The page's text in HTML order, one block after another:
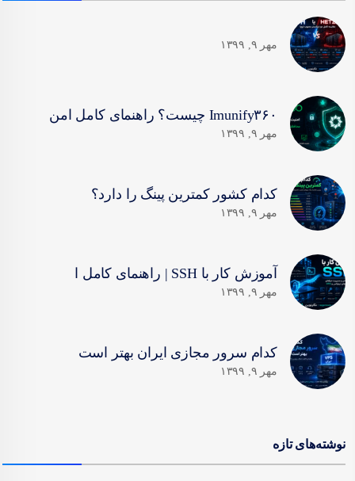
مهر ۹, ۱۳۹۹
Imunify۳۶۰ چیست؟ راهنمای کامل امن
مهر ۹, ۱۳۹۹
کدام کشور کمترین پینگ را دارد؟
مهر ۹, ۱۳۹۹
آموزش کار با SSH | راهنمای کامل ا
مهر ۹, ۱۳۹۹
کدام سرور مجازی ایران بهتر است
مهر ۹, ۱۳۹۹
نوشته‌های تازه